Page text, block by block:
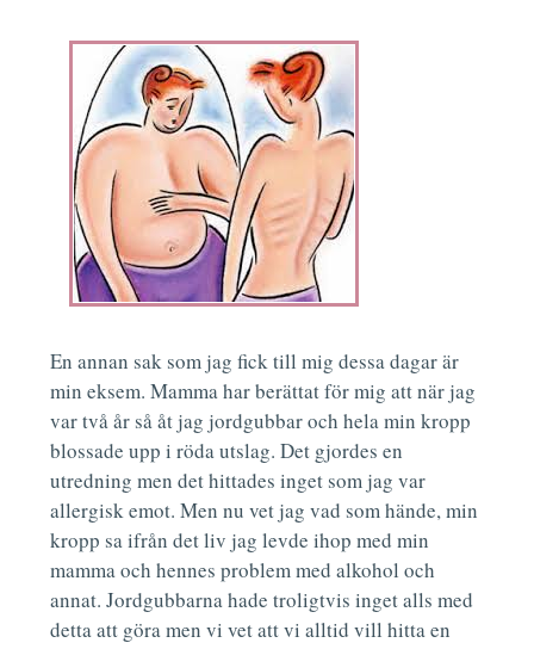
En annan sak som jag fick till mig dessa dagar är
min eksem. Mamma har berättat för mig att när jag
var två år så åt jag jordgubbar och hela min kropp
blossade upp i röda utslag. Det gjordes en
utredning men det hittades inget som jag var
allergisk emot. Men nu vet jag vad som hände, min
kropp sa ifrån det liv jag levde ihop med min
mamma och hennes problem med alkohol och
annat. Jordgubbarna hade troligtvis inget alls med
detta att göra men vi vet att vi alltid vill hitta en